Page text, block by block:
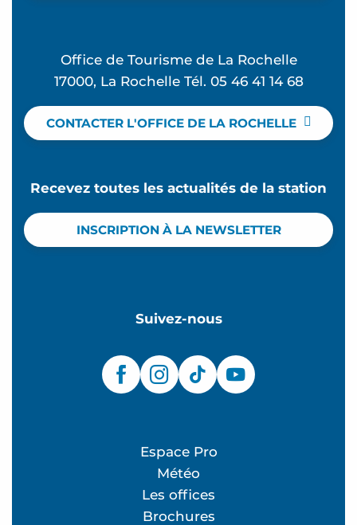
Office de Tourisme de La Rochelle
17000, La Rochelle Tél. 05 46 41 14 68
CONTACTER L'OFFICE DE LA ROCHELLE
Recevez toutes les actualités de la station
INSCRIPTION À LA NEWSLETTER
Suivez-nous
Espace Pro
Météo
Les offices
Brochures